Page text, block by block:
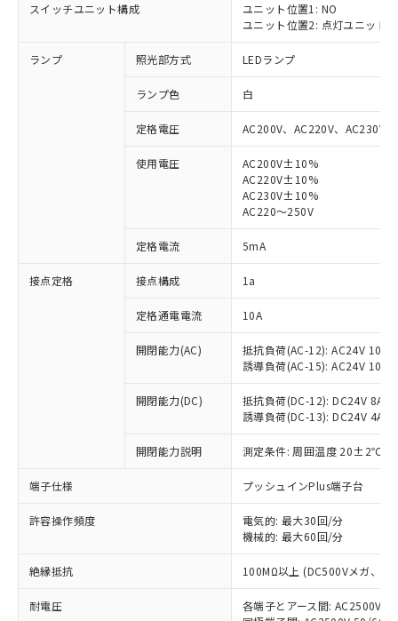
スイッチユニット構成
ユニット位置1: NO
ユニット位置2: 点灯ユニット
ランプ 照光部方式 LEDランプ
ランプ色 白
定格電圧 AC200V、AC220V、AC230V
使用電圧
AC200V±10%
AC220V±10%
AC230V±10%
AC220～250V
定格電流 5mA
接点定格 接点構成 1a
定格通電電流 10A
開閉能力(AC)
抵抗負荷(AC-12): AC24V 10A/
誘導負荷(AC-15): AC24V
開閉能力(DC)
抵抗負荷(DC-12): DC24V 8A/
誘導負荷(DC-13): DC24V 4A/
開閉能力説明 測定条件: 周囲温度 20±2℃、
端子仕様 プッシュインPlus端子台
許容操作頻度
電気的: 最大30回/分
機械的: 最大60回/分
絶縁抵抗 100MΩ以上 (DC500Vメガ、点
耐電圧
各端子とアース間: AC2500V
ご利用条件
以下の条件をお読みいただき、同意のうえ
本サービスは、当社制御機器事業取扱
商品の当社在庫状況および標準価格
(税抜)を提供させていただくもので
当社制御機器事業取扱商品の中には、
本サービスの対象外となる商品もある
ことをご了承ください。
在庫状況および標準価格照会結果は、
記載している更新日時点での社内デー
タに基づき作成されるものであり、閲
準価格とは異なる場合があることをご
対応済み：EU RoHS指令（10物質）の
非含有に対応した製品が提供可能な商品で
対応予定：EU RoHS指令（10物質）の非含
有に対応した製品に切り替える予定のある
対応予定なし：EU RoHS指令（10物質）の
非含有に非対応の商品で、対応品を出す予
調査・確認中：EU RoHS指令（10物質）の
非含有の対応状況を調査中または確認中の
非該当品：ライセンス料など無形物で、有
害物質有無と関係のない商品です。
仕入先様の事情により、非含有部品として
いたものが、含有品と判明した場合などや
むを得ず変更することがあります。
*EU RoHS指令（10物質）：
鉛(Pb) 1000ppm以下、 水銀(Hg) 1000ppm以下、 カド
六価クロム(Cr(Ⅵ)) 1000ppm以下、ポリ臭化ビフェニル
「○」：最大均質材料含有率が中国RoHSの
基準値以下であることを示します。
「×」：最大均質材料含有率が中国RoHSの
基準値を超えていることを示します。
「－」：未確認です。当社販売部門へお問
当社は、これら貴社製品のうち、外国
為替および外国貿易法に定める商品
（以下｢規制貨物等」という）を輸出
または国外への提供する場合は、日本
国政府の輸出許可(または役務取引許
可)を取得するなどの必要な手続きを